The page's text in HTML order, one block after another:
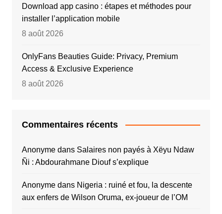
Download app casino : étapes et méthodes pour
installer l’application mobile
8 août 2026
OnlyFans Beauties Guide: Privacy, Premium
Access & Exclusive Experience
8 août 2026
Commentaires récents
Anonymedans Salaires non payés à Xëyu Ndaw
Ñi : Abdourahmane Diouf s’explique
Anonymedans Nigeria : ruiné et fou, la descente
aux enfers de Wilson Oruma, ex-joueur de l’OM